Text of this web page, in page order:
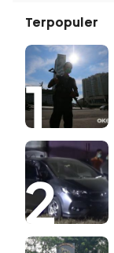
Terpopuler